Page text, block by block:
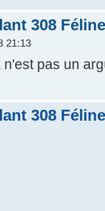
308
21:13
pas un
308